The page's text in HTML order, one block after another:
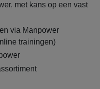
met kans op een vast
via Manpower
trainingen)